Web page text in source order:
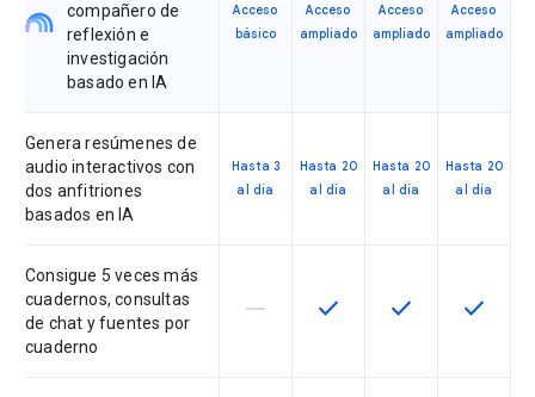
compañero de
reflexión e
investigación
basado en IA
Acceso
básico
Acceso
ampliado
Acceso
ampliado
Acceso
ampliado
Genera resúmenes de
audio interactivos con
dos anfitriones
basados en IA
Hasta 3
al día
Hasta 20
al día
Hasta 20
al día
Hasta 20
al día
Consigue 5 veces más
cuadernos, consultas
de chat y fuentes por
cuaderno
Esta función no es compatible con
horizontal_rule Esta función está
check Esta función
check Esta
check